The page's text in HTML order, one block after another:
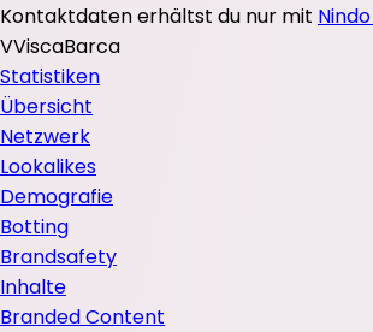
Kontaktdaten erhältst du nur mit
VViscaBarca
Statistiken
Übersicht
Netzwerk
Lookalikes
Demografie
Botting
Brandsafety
Inhalte
Branded Content